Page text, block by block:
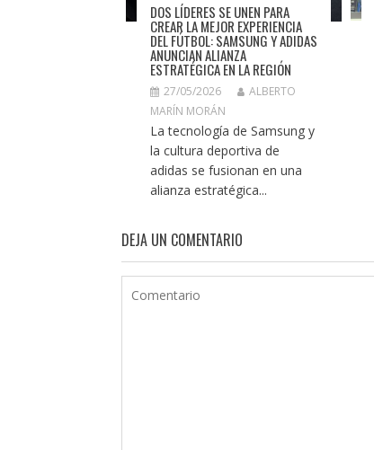
DOS LÍDERES SE UNEN PARA
CREAR LA MEJOR EXPERIENCIA
DEL FÚTBOL: SAMSUNG Y ADIDAS
ANUNCIAN ALIANZA
ESTRATÉGICA EN LA REGIÓN
27/05/2026
ALBERTO
MARÍN MORÁN
La tecnología de Samsung y
la cultura deportiva de
adidas se fusionan en una
alianza estratégica...
DEJA UN COMENTARIO